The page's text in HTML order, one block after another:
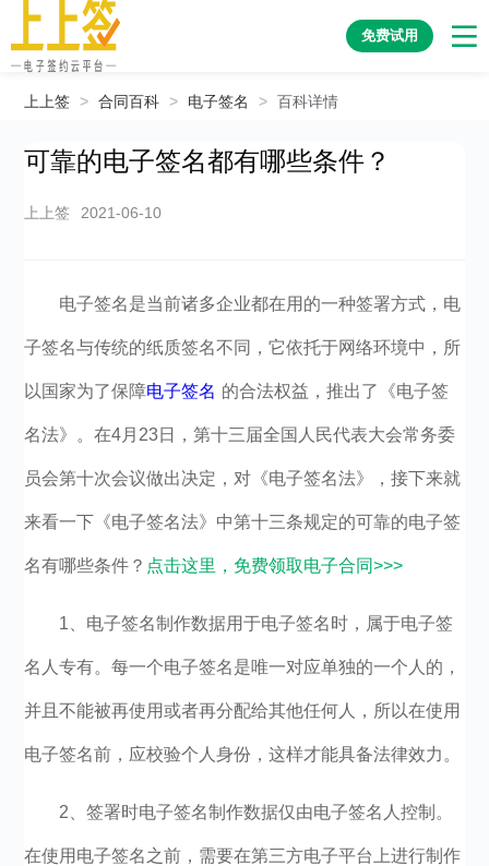
免费试用
上上签 > 合同百科 > 电子签名 > 百科详情
可靠的电子签名都有哪些条件？
上上签 2021-06-10
电子签名是当前诸多企业都在用的一种签署方式，电
子签名与传统的纸质签名不同，它依托于网络环境中，所
以国家为了保障电子签名 的合法权益，推出了《电子签
名法》。在4月23日，第十三届全国人民代表大会常务委
员会第十次会议做出决定，对《电子签名法》，接下来就
来看一下《电子签名法》中第十三条规定的可靠的电子签
名有哪些条件？ 点击这里，免费领取电子合同>>>
1、电子签名制作数据用于电子签名时，属于电子签
名人专有。每一个电子签名是唯一对应单独的一个人的，
并且不能被再使用或者再分配给其他任何人，所以在使用
电子签名前，应校验个人身份，这样才能具备法律效力。
2、签署时电子签名制作数据仅由电子签名人控制。
在使用电子签名之前，需要在第三方电子平台上进行制作